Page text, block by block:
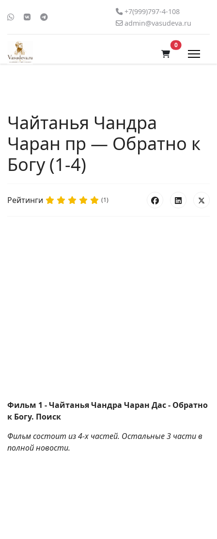
+7(999)797-4-108
admin@vasudeva.ru
0В корзину
Чайтанья Чандра
Чаран пр — Обратно к
Богу (1-4)
Рейтинги (1)
Фильм 1 - Чайтанья Чандра Чаран Дас - Обратно
к Богу. Поиск
Фильм состоит из 4-х частей. Остальные 3 части в
полной новости.